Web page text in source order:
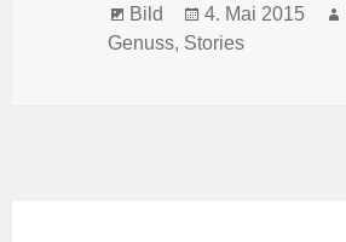
Format
Bild
Veröffentlicht
am
4. Mai 2015
Genuss, Stories